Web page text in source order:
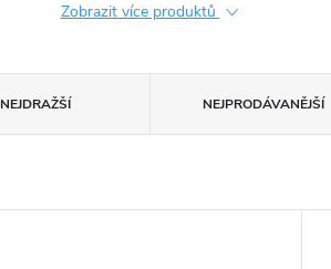
Zobrazit více produktů
NEJDRAŽŠÍ NEJPRODÁVANĚJŠÍ